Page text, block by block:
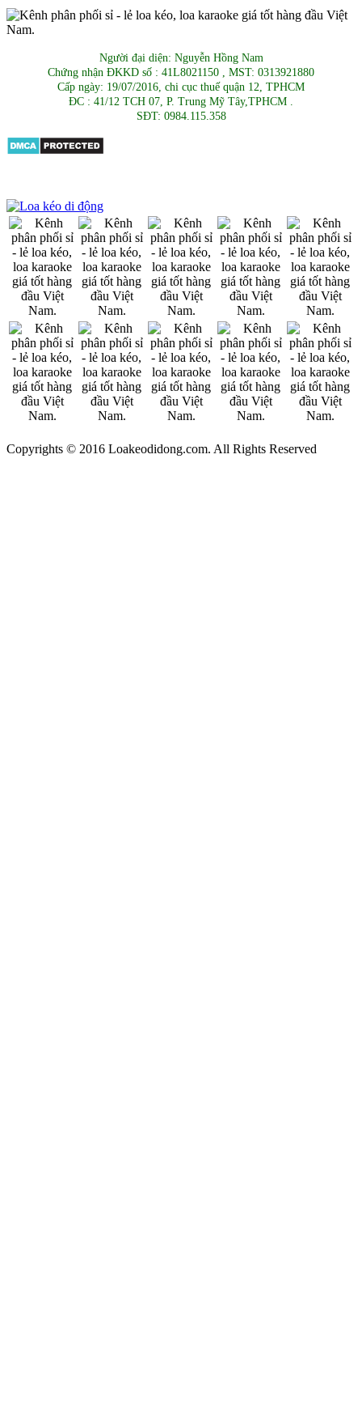
Người đại diện: Nguyễn Hồng Nam
Chứng nhận ĐKKD số : 41L8021150 , MST: 0313921880
Cấp ngày: 19/07/2016, chi cục thuế quận 12, TPHCM
ĐC : 41/12 TCH 07, P. Trung Mỹ Tây,TPHCM .
SĐT: 0984.115.358
Copyrights © 2016 Loakeodidong.com. All Rights Reserved